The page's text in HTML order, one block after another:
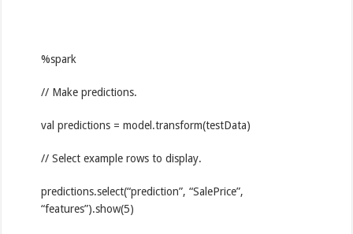
%spark
// Make predictions.
val predictions = model.transform(testData)
// Select example rows to display.
predictions.select(“prediction”, “SalePrice”,
“features”).show(5)